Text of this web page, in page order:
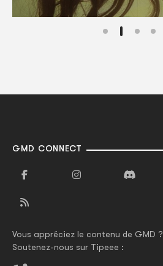
GMD CONNECT
Vous appréciez le contenu de GMD ?
Soutenez-nous sur Tipeee :